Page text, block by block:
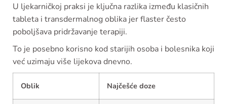
U ljekarničkoj praksi je ključna razlika između klasičnih
tableta i transdermalnog oblika jer flaster često
poboljšava pridržavanje terapiji.
To je posebno korisno kod starijih osoba i bolesnika koji
već uzimaju više lijekova dnevno.
Oblik Najčešće doze